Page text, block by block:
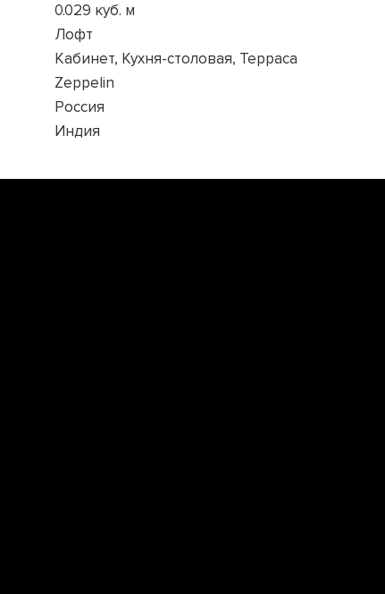
0.029 куб. м
Лофт
Кабинет, Кухня-столовая, Терраса
Zeppelin
Россия
Индия